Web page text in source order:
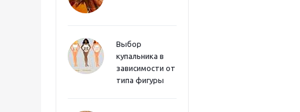
Выбор
купальника в
зависимости от
типа фигуры